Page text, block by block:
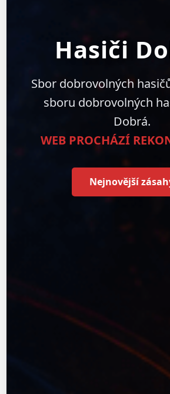
Hasiči
Sbor dobrovolných
sboru dobrovolných
Dobrá.
WEB PROCHÁZÍ
Nejnovější